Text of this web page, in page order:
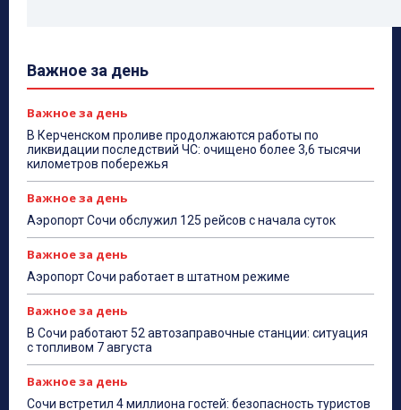
Важное за день
Важное за день
В Керченском проливе продолжаются работы по
ликвидации последствий ЧС: очищено более 3,6 тысячи
километров побережья
Важное за день
Аэропорт Сочи обслужил 125 рейсов с начала суток
Важное за день
Аэропорт Сочи работает в штатном режиме
Важное за день
В Сочи работают 52 автозаправочные станции: ситуация
с топливом 7 августа
Важное за день
Сочи встретил 4 миллиона гостей: безопасность туристов